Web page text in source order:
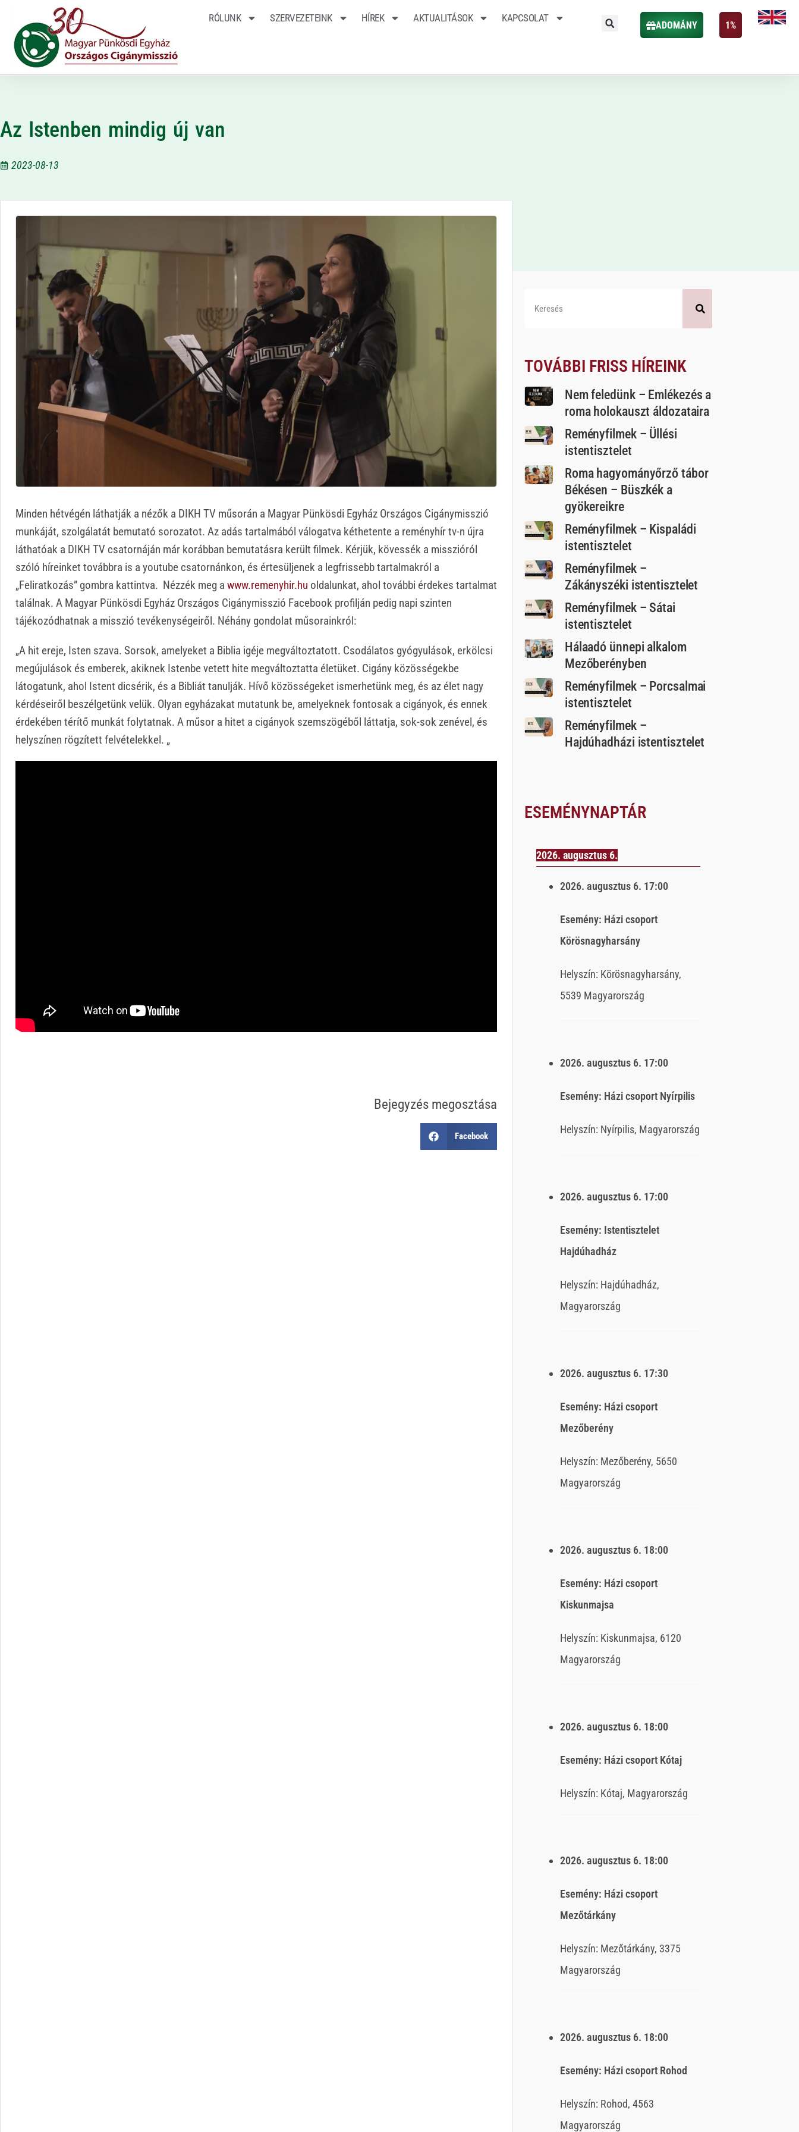
RÓLUNK SZERVEZETEINK HÍREK AKTUALITÁSOK KAPCSOLAT
ADOMÁNY 1%
Az Istenben mindig új van
2023-08-13
Minden hétvégén láthatják a nézők a DIKH TV műsorán a Magyar Pünkösdi Egyház Országos Cigánymisszió
munkáját, szolgálatát bemutató sorozatot. Az adás tartalmából válogatva kéthetente a reményhír tv-n újra
láthatóak a DIKH TV csatornáján már korábban bemutatásra került filmek. Kérjük, kövessék a misszióról
szóló híreinket továbbra is a youtube csatornánkon, és értesüljenek a legfrissebb tartalmakról a
„Feliratkozás” gombra kattintva. Nézzék meg a www.remenyhir.hu oldalunkat, ahol további érdekes tartalmat
találnak. A Magyar Pünkösdi Egyház Országos Cigánymisszió Facebook profilján pedig napi szinten
tájékozódhatnak a misszió tevékenységeiről. Néhány gondolat műsorainkról:
„A hit ereje, Isten szava. Sorsok, amelyeket a Biblia igéje megváltoztatott. Csodálatos gyógyulások, erkölcsi
megújulások és emberek, akiknek Istenbe vetett hite megváltoztatta életüket. Cigány közösségekbe
látogatunk, ahol Istent dicsérik, és a Bibliát tanulják. Hívő közösségeket ismerhetünk meg, és az élet nagy
kérdéseiről beszélgetünk velük. Olyan egyházakat mutatunk be, amelyeknek fontosak a cigányok, és ennek
érdekében térítő munkát folytatnak. A műsor a hitet a cigányok szemszögéből láttatja, sok-sok zenével, és
helyszínen rögzített felvételekkel. „
Bejegyzés megosztása
Facebook
TOVÁBBI FRISS HÍREINK
Nem feledünk – Emlékezés a
roma holokauszt áldozataira
Reményfilmek – Üllési
istentisztelet
Roma hagyományőrző tábor
Békésen – Büszkék a
gyökereikre
Reményfilmek – Kispaládi
istentisztelet
Reményfilmek –
Zákányszéki istentisztelet
Reményfilmek – Sátai
istentisztelet
Hálaadó ünnepi alkalom
Mezőberényben
Reményfilmek – Porcsalmai
istentisztelet
Reményfilmek –
Hajdúhadházi istentisztelet
ESEMÉNYNAPTÁR
2026. augusztus 6.
2026. augusztus 6. 17:00
Esemény: Házi csoport
Körösnagyharsány
Helyszín: Körösnagyharsány,
5539 Magyarország
2026. augusztus 6. 17:00
Esemény: Házi csoport Nyírpilis
Helyszín: Nyírpilis, Magyarország
2026. augusztus 6. 17:00
Esemény: Istentisztelet
Hajdúhadház
Helyszín: Hajdúhadház,
Magyarország
2026. augusztus 6. 17:30
Esemény: Házi csoport
Mezőberény
Helyszín: Mezőberény, 5650
Magyarország
2026. augusztus 6. 18:00
Esemény: Házi csoport
Kiskunmajsa
Helyszín: Kiskunmajsa, 6120
Magyarország
2026. augusztus 6. 18:00
Esemény: Házi csoport Kótaj
Helyszín: Kótaj, Magyarország
2026. augusztus 6. 18:00
Esemény: Házi csoport
Mezőtárkány
Helyszín: Mezőtárkány, 3375
Magyarország
2026. augusztus 6. 18:00
Esemény: Házi csoport Rohod
Helyszín: Rohod, 4563
Magyarország